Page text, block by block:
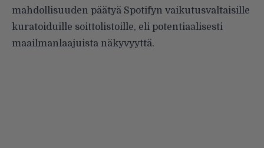
mahdollisuuden päätyä Spotifyn vaikutusvaltaisille
kuratoiduille soittolistoille, eli potentiaalisesti
maailmanlaajuista näkyvyyttä.